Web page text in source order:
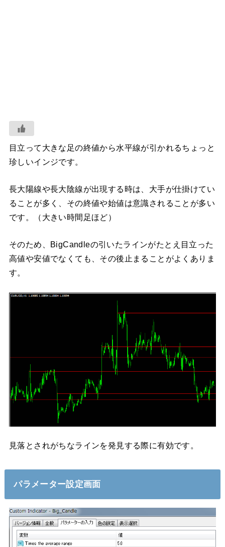
目立って大きな足の終値から水平線が引かれるちょっと
珍しいインジです。
長大陽線や長大陰線が出現する時は、大手が仕掛けてい
ることが多く、その終値や始値は意識されることが多い
です。（大きい時間足ほど）
そのため、BigCandleの引いたラインがたとえ目立った
高値や安値でなくても、その後止まることがよくありま
す。
見落とされがちなラインを発見する際に有効です。
パラメーター設定画面